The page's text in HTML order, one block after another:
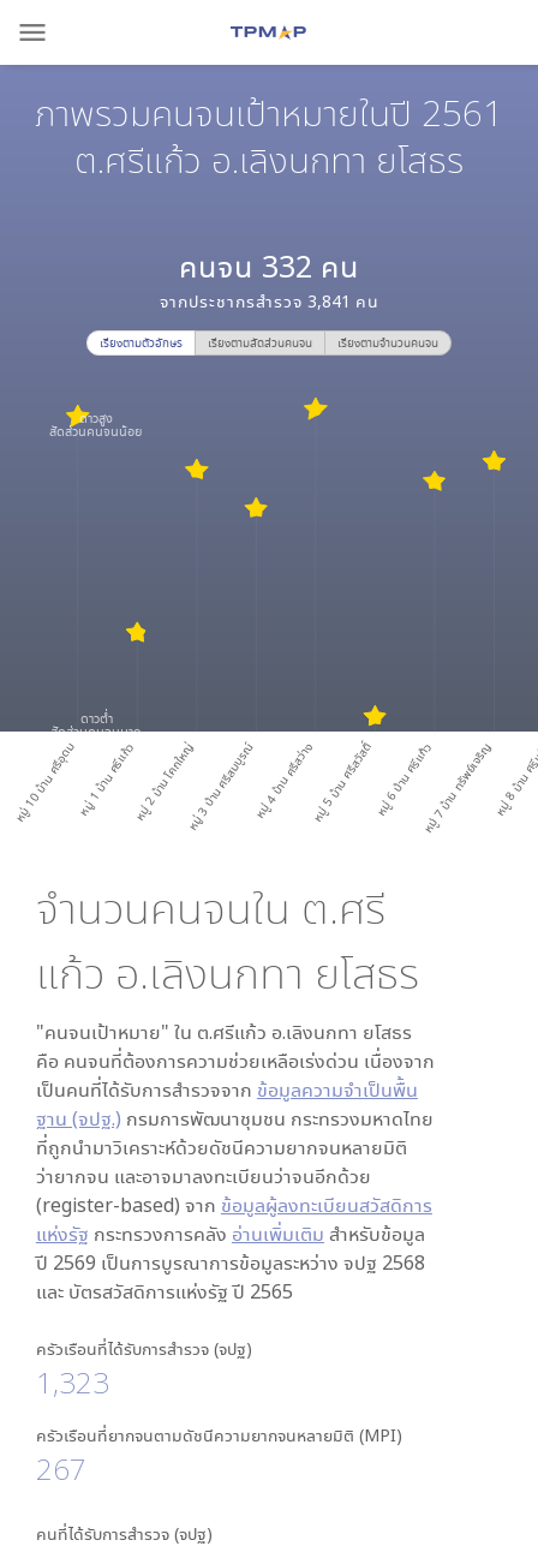
menu
ภาพรวมคนจนเป้าหมายในปี 2561
ต.ศรีแก้ว อ.เลิงนกทา ยโสธร
คนจน 332 คน
จากประชากรสำรวจ 3,841 คน
เรียงตามตัวอักษร เรียงตามสัดส่วนคนจน เรียงตามจำนวนคนจน
หมู่ 10 บ้าน ศรีอุดมหมู่ 1 บ้าน ศรีแก้วหมู่ 2 บ้าน โคกใหญ่หมู่ 3 บ้าน ศรีสมบูรณ์หมู่ 4 บ้าน ศรีสว่างหมู่ 5 บ้าน ศรีสวัสดิ์หมู่ 6 บ้าน ศรีแก้วหมู่ 7 บ้าน ทรัพย์เจริญหมู่ 8 บ้า
ดาวสูง
สัดส่วนคนจนน้อย
ดาวต่ำ
สัดส่วนคนจนมาก
จำนวนคนจนใน ต.ศรี
แก้ว อ.เลิงนกทา ยโสธร
"คนจนเป้าหมาย" ใน ต.ศรีแก้ว อ.เลิงนกทา ยโสธร
คือ คนจนที่ต้องการความช่วยเหลือเร่งด่วน เนื่องจาก
เป็นคนที่ได้รับการสำรวจจาก ข้อมูลความจำเป็นพื้น
ฐาน (จปฐ.) กรมการพัฒนาชุมชน กระทรวงมหาดไทย
ที่ถูกนำมาวิเคราะห์ด้วยดัชนีความยากจนหลายมิติ
ว่ายากจน และอาจมาลงทะเบียนว่าจนอีกด้วย
(register-based) จาก ข้อมูลผู้ลงทะเบียนสวัสดิการ
แห่งรัฐ กระทรวงการคลัง อ่านเพิ่มเติม สำหรับข้อมูล
ปี 2569 เป็นการบูรณาการข้อมูลระหว่าง จปฐ 2568
และ บัตรสวัสดิการแห่งรัฐ ปี 2565
ครัวเรือนที่ได้รับการสำรวจ (จปฐ)
1,323
ครัวเรือนที่ยากจนตามดัชนีความยากจนหลายมิติ (MPI)
267
คนที่ได้รับการสำรวจ (จปฐ)